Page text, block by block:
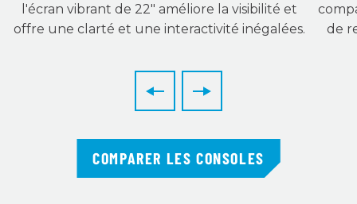
l'écran vibrant de 22″ améliore la visibilité et
offre une clarté et une interactivité inégalées.
de
COMPARER LES CONSOLES